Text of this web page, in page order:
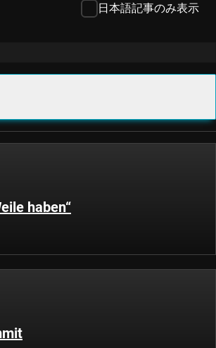
日本語記事のみ表示
haben“